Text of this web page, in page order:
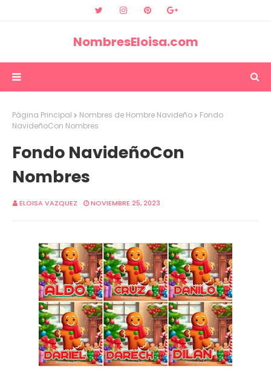
NombresEloisa.com
Página Principal Nombres de Hombre Navideño
Fondo
NavideñoCon Nombres
Fondo NavideñoCon
Nombres
ELOISA VAZQUEZ NOVIEMBRE 25, 2023